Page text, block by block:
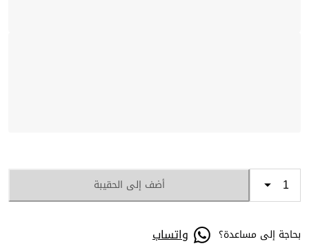
أضف إلى الحقيبة
بحاجة إلى مساعدة؟ واتساب